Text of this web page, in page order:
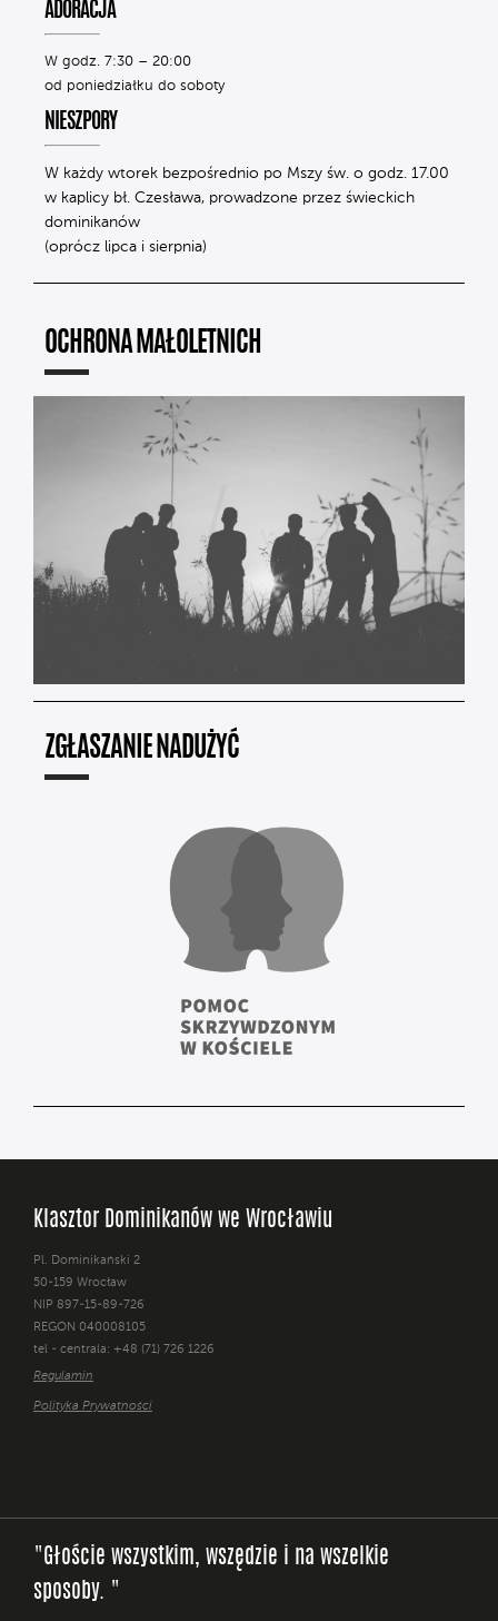
ADORACJA
W godz. 7:30 – 20:00
od poniedziałku do soboty
NIESZPORY
W każdy wtorek bezpośrednio po Mszy św. o godz. 17.00
w kaplicy bł. Czesława, prowadzone przez świeckich
dominikanów
(oprócz lipca i sierpnia)
OCHRONA MAŁOLETNICH
ZGŁASZANIE NADUŻYĆ
Klasztor Dominikanów we Wrocławiu
Pl. Dominikański 2
50-159 Wrocław
NIP 897-15-89-726
REGON 040008105
tel - centrala: +48 (71) 726 1226
Regulamin
Polityka Prywatności
"Głoście wszystkim, wszędzie i na wszelkie
sposoby. "